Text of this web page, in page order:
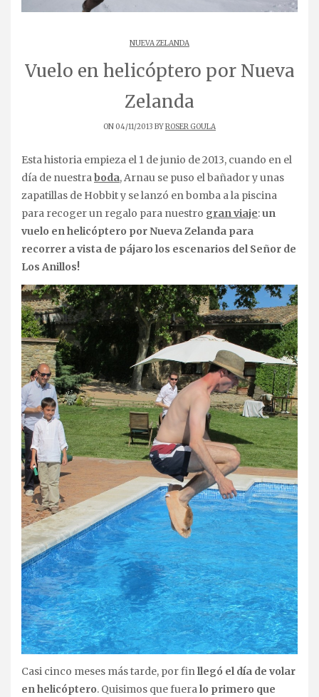
NUEVA ZELANDA
Vuelo en helicóptero por Nueva
Zelanda
ON 04/11/2013 BYROSER GOULA
Esta historia empieza el 1 de junio de 2013, cuando en el
día de nuestraboda, Arnau se puso el bañador y unas
zapatillas de Hobbit y se lanzó en bomba a la piscina
para recoger un regalo para nuestro gran viaje:un
vuelo en helicóptero por Nueva Zelanda para
recorrer a vista de pájaro los escenarios del Señor de
Los Anillos!
Casi cinco meses más tarde, por fin llegó el día de volar
en helicóptero. Quisimos que fuera lo primero que